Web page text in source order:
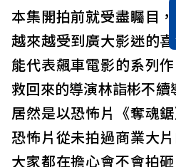
本集開拍前就受盡矚目
越來越受到廣大影迷的
能代表飆車電影的系列
救回來的導演林詣彬不
居然是以恐怖片《奪魂
恐怖片從未拍過商業大
大家都在擔心會不會拍